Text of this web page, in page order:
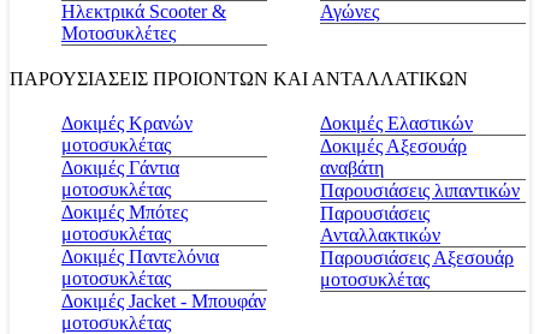
Ηλεκτρικά Scooter &
Μοτοσυκλέτες
Αγώνες
ΠΑΡΟΥΣΙΑΣΕΙΣ ΠΡΟΙΟΝΤΩΝ ΚΑΙ ΑΝΤΑΛΛΑΤΙΚΩΝ
Δοκιμές Κρανών
μοτοσυκλέτας
Δοκιμές Γάντια
μοτοσυκλέτας
Δοκιμές Μπότες
μοτοσυκλέτας
Δοκιμές Παντελόνια
μοτοσυκλέτας
Δοκιμές Jacket - Μπουφάν
μοτοσυκλέτας
Δοκιμές Ελαστικών
Δοκιμές Αξεσουάρ
αναβάτη
Παρουσιάσεις λιπαντικών
Παρουσιάσεις
Ανταλλακτικών
Παρουσιάσεις Αξεσουάρ
μοτοσυκλέτας